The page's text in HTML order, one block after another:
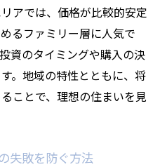
アでは、価格が比較的安定
るファミリー層に人気で
資のタイミングや購入の決
。地域の特性とともに、将
ことで、理想の住まいを見
失敗を防ぐ方法